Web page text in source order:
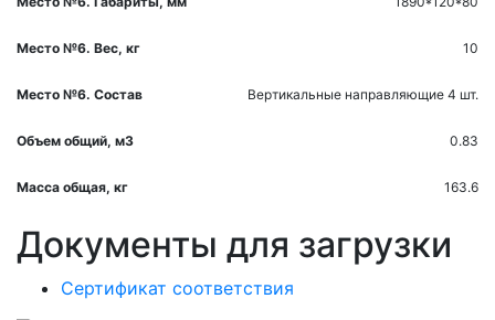
Место №6. Вес, кг 10
Место №6. Состав Вертикальные направляющие 4 шт.
Объем общий, м3 0.83
Масса общая, кг 163.6
Документы для загрузки
Сертификат соответствия